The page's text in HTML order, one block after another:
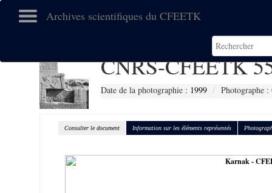
Archives scientifiques du CFEETK
CNRS-CFEETK
Date de la photographie : 1999 Photographe :
Consulter le document Information sur les éléments représentés